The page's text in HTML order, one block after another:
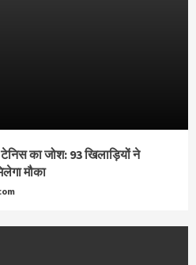
का जोश: 93 खिलाड़ियों ने
मौका